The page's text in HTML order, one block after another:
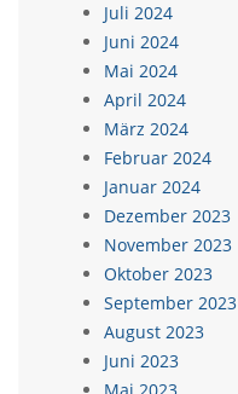
Juli 2024
Juni 2024
Mai 2024
April 2024
März 2024
Februar 2024
Januar 2024
Dezember 2023
November 2023
Oktober 2023
September 2023
August 2023
Juni 2023